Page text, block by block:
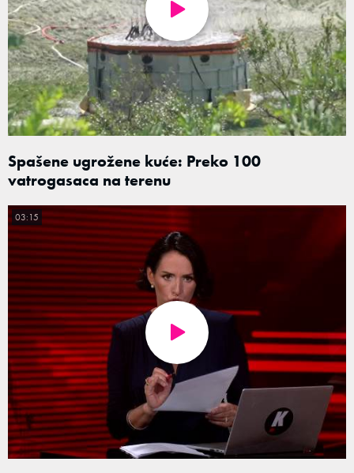
Spašene ugrožene kuće: Preko 100
vatrogasaca na terenu
03:15